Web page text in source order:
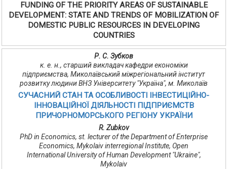
FUNDING OF THE PRIORITY AREAS OF SUSTAINABLE
DEVELOPMENT: STATE AND TRENDS OF MOBILIZATION OF
DOMESTIC PUBLIC RESOURCES IN DEVELOPING
COUNTRIES
Р. С. Зубков
к. е. н., старший викладач кафедри економіки
підприємства, Миколаївський міжрегіональний інститут
розвитку людини ВНЗ Університету "Україна", м. Миколаїв
СУЧАСНИЙ СТАН ТА ОСОБЛИВОСТІ ІНВЕСТИЦІЙНО-
ІННОВАЦІЙНОЇ ДІЯЛЬНОСТІ ПІДПРИЄМСТВ
ПРИЧОРНОМОРСЬКОГО РЕГІОНУ УКРАЇНИ
R. Zubkov
PhD in Economics, st. lecturer of the Department of Enterprise
Economics, Mykolaiv interregional Institute, Open
International University of Human Development "Ukraine",
Mykolaiv